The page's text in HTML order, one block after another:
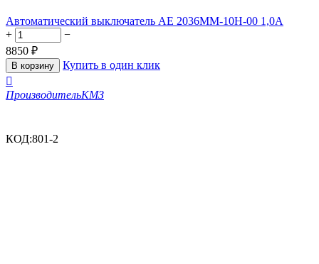
Автоматический выключатель АЕ 2036ММ-10Н-00 1,0А
+
−
8850 ₽
В корзину
Купить в один клик

ПроизводительКМЗ
КОД:801-2